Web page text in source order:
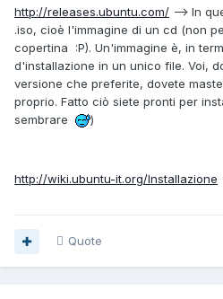
http://releases.ubuntu.com/ --> In
.iso, cioè l'immagine di un cd (non
copertina :P). Un'immagine è, in
d'installazione in un unico file. Voi,
versione che preferite, dovete
proprio. Fatto ciò siete pronti per
sembrare
)
http://wiki.ubuntu-it.org/Installazione
Quote